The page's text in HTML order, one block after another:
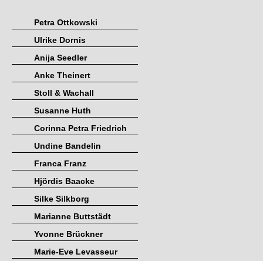
Petra Ottkowski
Ulrike Dornis
Anija Seedler
Anke Theinert
Stoll & Wachall
Susanne Huth
Corinna Petra Friedrich
Undine Bandelin
Franca Franz
Hjördis Baacke
Silke Silkborg
Marianne Buttstädt
Yvonne Brückner
Marie-Eve Levasseur